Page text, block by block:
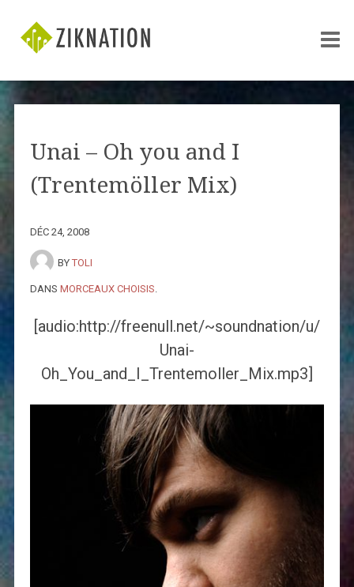
Unai – Oh you and I
(Trentemöller Mix)
DÉC 24, 2008
BY TOLI
DANS MORCEAUX CHOISIS
[audio:http://freenull.net/~soundnation/u/
Unai-
Oh_You_and_I_Trentemoller_Mix.mp3]